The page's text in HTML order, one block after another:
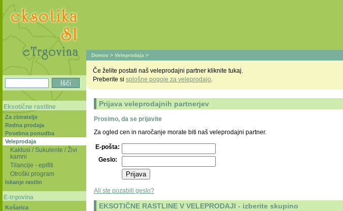
Domov > Veleprodaja >
Če želite postati naš veleprodajni partner kliknite tukaj.
Preberite si splošne pogoje za veleprodajo.
Prijava veleprodajnih partnerjev
Prosimo, da se prijavite
Za ogled cen in naročanje morate biti naš veleprodajni partner.
E-pošta:
Geslo:
Ali ste pozabili geslo?
EKSOTIČNE RASTLINE V VELEPRODAJI - izberite skupino
Eksotične rastline
Za zbiratelje
Redna prodaja
Posebna ponudba
Veleprodaja
Kaktusi / Sukulente / Živi
kamni
Tilancije - epifiti
Otroški program
Iskanje rastlin
E-trgovina
Košarica